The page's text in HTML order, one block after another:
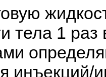
тела 1
инъекций/